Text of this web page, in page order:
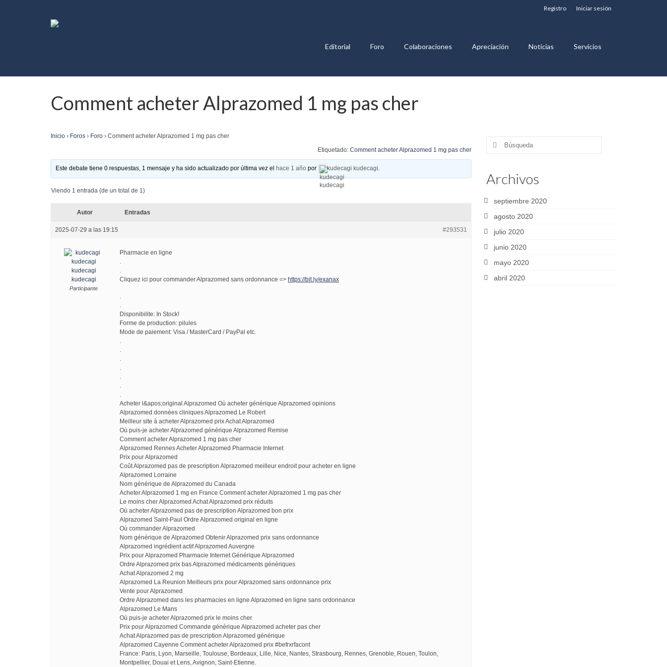
Registro Iniciar sesión
Editorial Foro Colaboraciones Apreciación Noticias Servicios
Comment acheter Alprazomed 1 mg pas cher
Inicio › Foros › Foro › Comment acheter Alprazomed 1 mg pas cher
Etiquetado: Comment acheter Alprazomed 1 mg pas cher
Este debate tiene 0 respuestas, 1 mensaje y ha sido actualizado por última vez el hace 1 año por kudecagi kudecagi.
Viendo 1 entrada (de un total de 1)
Autor Entradas
2025-07-29 a las 19:15 #293531
kudecagi
kudecagi
Participante
Pharmacie en ligne
.
.
Cliquez ici pour commander Alprazomed sans ordonnance => https://bit.ly/exanax
.
.
Disponibilite: In Stock!
Forme de production: pilules
Mode de paiement: Visa / MasterCard / PayPal etc.
.
.
.
.
.
.
.
Acheter l&apos;original Alprazomed Où acheter générique Alprazomed opinions
Alprazomed données cliniques Alprazomed Le Robert
Meilleur site à acheter Alprazomed prix Achat Alprazomed
Où puis-je acheter Alprazomed générique Alprazomed Remise
Comment acheter Alprazomed 1 mg pas cher
Alprazomed Rennes Acheter Alprazomed Pharmacie Internet
Prix pour Alprazomed
Coût Alprazomed pas de prescription Alprazomed meilleur endroit pour acheter en ligne
Alprazomed Lorraine
Nom générique de Alprazomed du Canada
Acheter Alprazomed 1 mg en France Comment acheter Alprazomed 1 mg pas cher
Le moins cher Alprazomed Achat Alprazomed prix réduits
Où acheter Alprazomed pas de prescription Alprazomed bon prix
Alprazomed Saint-Paul Ordre Alprazomed original en ligne
Où commander Alprazomed
Nom générique de Alprazomed Obtenir Alprazomed prix sans ordonnance
Alprazomed ingrédient actif Alprazomed Auvergne
Prix pour Alprazomed Pharmacie Internet Générique Alprazomed
Ordre Alprazomed prix bas Alprazomed médicaments génériques
Achat Alprazomed 2 mg
Alprazomed La Reunion Meilleurs prix pour Alprazomed sans ordonnance prix
Vente pour Alprazomed
Ordre Alprazomed dans les pharmacies en ligne Alprazomed en ligne sans ordonnance
Alprazomed Le Mans
Où puis-je acheter Alprazomed prix le moins cher
Prix pour Alprazomed Commande générique Alprazomed acheter pas cher
Achat Alprazomed pas de prescription Alprazomed générique
Alprazomed Cayenne Comment acheter Alprazomed prix #befrxrfacont
France: Paris, Lyon, Marseille, Toulouse, Bordeaux, Lille, Nice, Nantes, Strasbourg, Rennes, Grenoble, Rouen, Toulon,
Montpellier, Douai et Lens, Avignon, Saint-Etienne.
Buscar
Archivos
septiembre 2020
agosto 2020
julio 2020
junio 2020
mayo 2020
abril 2020